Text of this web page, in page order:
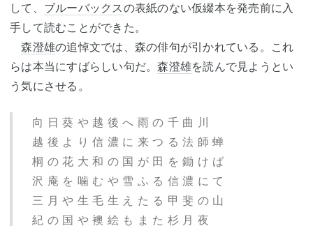
して、 ブルーバックスの表紙のない仮綴本を発売前に入
手して読むことができた。
森澄雄の追悼文では、森の俳句が引かれている。これ
らは本当にすばらしい句だ。森澄雄を読んで見ようとい
う気にさせる。
向 日 葵 や 越 後 へ 雨 の 千 曲 川
越 後 よ り 信 濃 に 来 つ る 法 師 蝉
桐 の 花 大 和 の 国 が 田 を 鋤 け ば
沢 庵 を 噛 む や 雪 ふ る 信 濃 に て
三 月 や 生 毛 生 え た る 甲 斐 の 山
紀 の 国 や 襖 絵 も ま た 杉 月 夜